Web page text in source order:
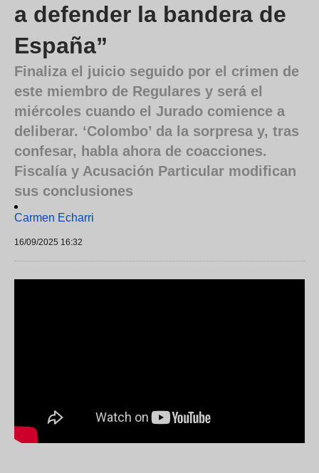
a defender la bandera de
España”
Finaliza el juicio seguido por el crimen de
este miembro de Regulares y será el
miércoles cuando el Jurado comience a
deliberar. ‘Colombo’ da la sorpresa y, tras
confesar, habla ahora de coacciones.
Fiscalía y Acusación Particular modifican
sus conclusiones
Carmen Echarri
16/09/2025 16:32